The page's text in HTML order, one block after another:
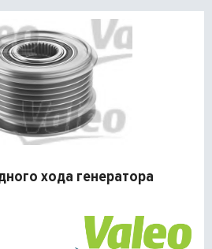
хода генератора